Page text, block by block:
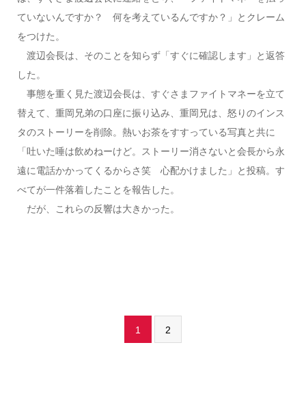
ていないんですか？ 何を考えているんですか？」とクレーム
をつけた。
渡辺会長は、そのことを知らず「すぐに確認します」と返答
した。
事態を重く見た渡辺会長は、すぐさまファイトマネーを立て
替えて、重岡兄弟の口座に振り込み、重岡兄は、怒りのインス
タのストーリーを削除。熱いお茶をすすっている写真と共に
「吐いた唾は飲めねーけど。ストーリー消さないと会長から永
遠に電話かかってくるからさ笑 心配かけました」と投稿。す
べてが一件落着したことを報告した。
だが、これらの反響は大きかった。
1 2